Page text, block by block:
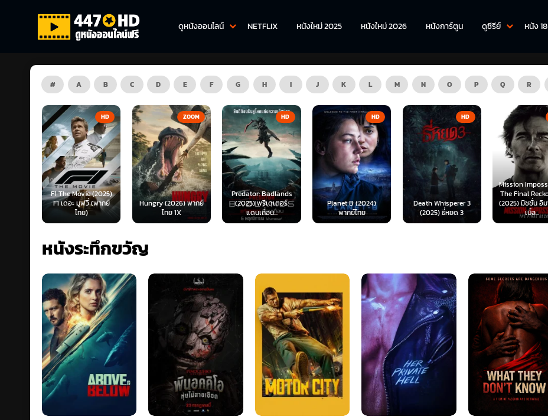
ดูหนังออนไลน์ NETFLIX หนังใหม่ 2025 หนังใหม่ 2026 หนังการ์ตูน ดูซีรีย์ หนัง
# A B C D E F G H I J K L M N O P Q R
ZOOM
Hungry (2026) พากย์
ไทย 1X
HD
Predator: Badlands
(2025) พรีเดเตอร์:
แดนเถื่อน...
HD
Planet B (2024)
พากย์ไทย
HD
Death Whisperer 3
(2025) ธี่หยด 3
HD
Mission Impossible 8
(2025) มิชชั่น อิมพอสซิ
เบิ้ล...
The Wrecking
(2026) คู่พยัค
เชือดเจ้าพ่อฮา
หนังระทึกขวัญ